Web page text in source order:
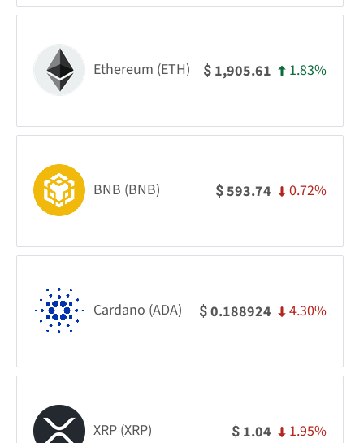
Ethereum (ETH) $ 1,905.61 1.83%
BNB (BNB) $593.74 0.72%
Cardano (ADA) $0.188924 4.30%
XRP (XRP) $ 1.04 1.95%